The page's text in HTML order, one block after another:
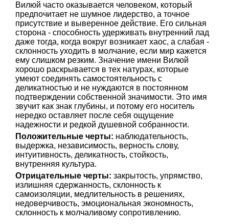
Вилюй часто оказывается человеком, который
предпочитает не шумное лидерство, а точное
присутствие и выверенное действие. Его сильная
сторона - способность удерживать внутренний лад
даже тогда, когда вокруг возникает хаос, а слабая -
склонность уходить в молчание, если мир кажется
ему слишком резким. Значение имени Вилюй
хорошо раскрывается в тех натурах, которые
умеют соединять самостоятельность с
деликатностью и не нуждаются в постоянном
подтверждении собственной значимости. Это имя
звучит как знак глубины, и потому его носитель
нередко оставляет после себя ощущение
надежности и редкой душевной собранности.
Положительные черты: наблюдательность,
выдержка, независимость, верность слову,
интуитивность, деликатность, стойкость,
внутренняя культура.
Отрицательные черты: закрытость, упрямство,
излишняя сдержанность, склонность к
самоизоляции, медлительность в решениях,
недоверчивость, эмоциональная экономность,
склонность к молчаливому сопротивлению.